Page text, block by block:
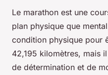
Le marathon est une
plan physique que
condition physique pour
42,195 kilomètres, mais
de détermination et de